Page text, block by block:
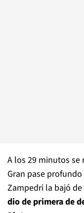
A los 29 minutos
Gran pase
Zampedri la bajó
dio de primera de